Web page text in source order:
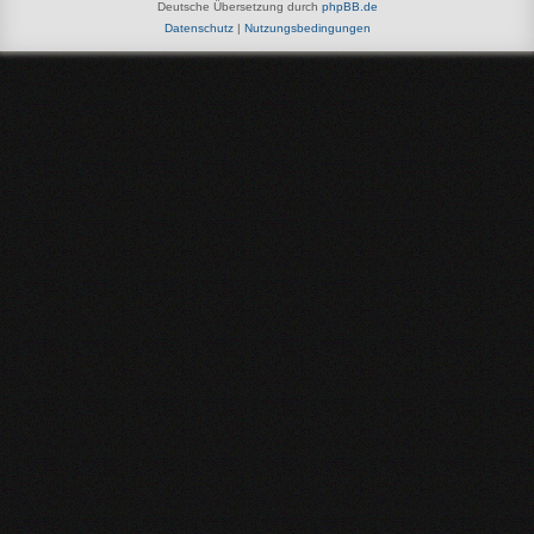
Deutsche Übersetzung durch phpBB.de
Datenschutz| Nutzungsbedingungen